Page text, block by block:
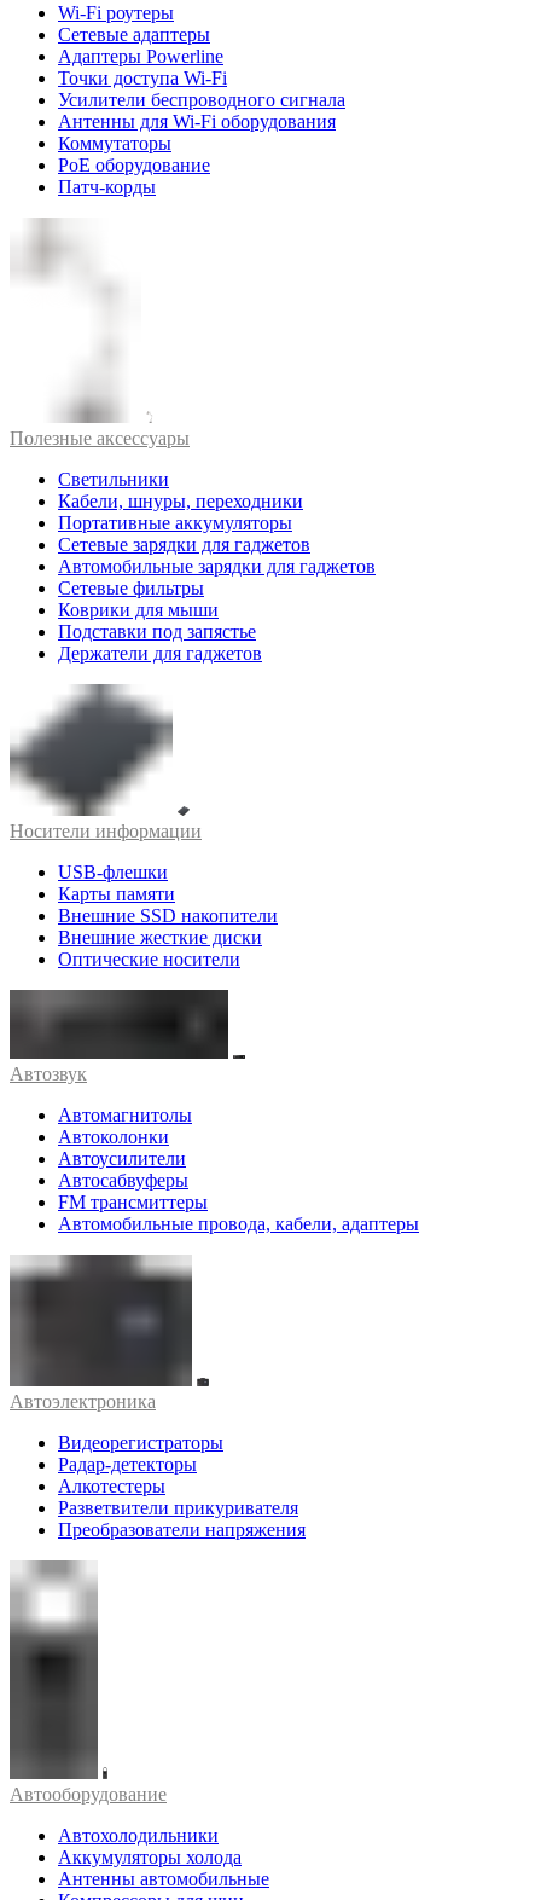
Wi-Fi роутеры
Сетевые адаптеры
Адаптеры Powerline
Точки доступа Wi-Fi
Усилители беспроводного сигнала
Антенны для Wi-Fi оборудования
Коммутаторы
PoE оборудование
Патч-корды
Полезные аксессуары
Светильники
Кабели, шнуры, переходники
Портативные аккумуляторы
Сетевые зарядки для гаджетов
Автомобильные зарядки для гаджетов
Сетевые фильтры
Коврики для мыши
Подставки под запястье
Держатели для гаджетов
Носители информации
USB-флешки
Карты памяти
Внешние SSD накопители
Внешние жесткие диски
Оптические носители
Автозвук
Автомагнитолы
Автоколонки
Автоусилители
Автосабвуферы
FM трансмиттеры
Автомобильные провода, кабели, адаптеры
Автоэлектроника
Видеорегистраторы
Радар-детекторы
Алкотестеры
Разветвители прикуривателя
Преобразователи напряжения
Автооборудование
Автохолодильники
Аккумуляторы холода
Антенны автомобильные